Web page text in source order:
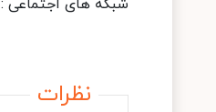
شبکه های اجتماعی :
نظرات